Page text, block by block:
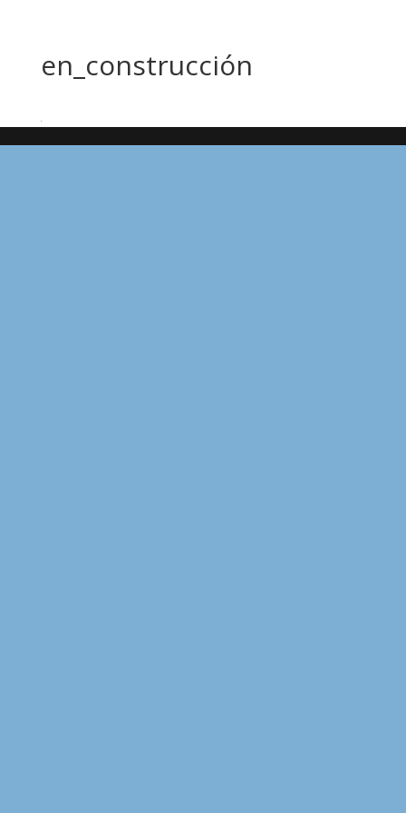
en_construcción